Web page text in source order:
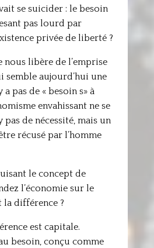
se suicider : le besoin
pas lourd par
privée de liberté ?
libère de l’emprise
semble aujourd’hui une
a pas de « besoin s» à
envahissant ne se
pas de nécessité, mais un
récusé par l’homme
le concept de
l’économie sur le
la différence ?
est capitale.
besoin, conçu comme